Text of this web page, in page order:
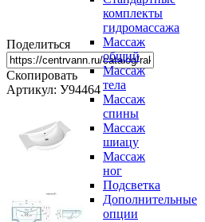
комплекты
гидромассажа
Массаж
общий
Массаж
тела
Массаж
спины
Массаж
шиацу
Массаж
ног
Подсветка
Дополнительные
опции
Поделиться
Скопировать
Артикул: У94464